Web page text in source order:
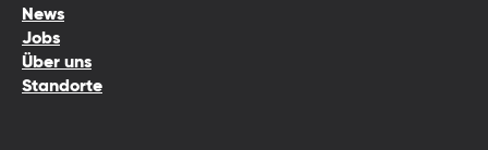
News
Jobs
Über uns
Standorte